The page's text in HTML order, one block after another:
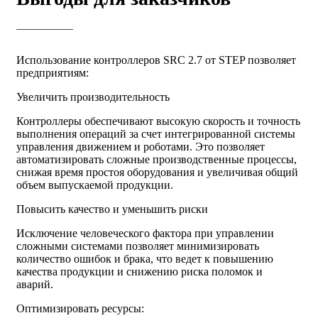
Использование контроллеров SRC 2.7 от STEP позволяет
предприятиям:
Увеличить производительность
Контроллеры обеспечивают высокую скорость и точность
выполнения операций за счет интегрированной системы
управления движением и роботами. Это позволяет
автоматизировать сложные производственные процессы,
снижая время простоя оборудования и увеличивая общий
объем выпускаемой продукции.
Повысить качество и уменьшить риски
Исключение человеческого фактора при управлении
сложными системами позволяет минимизировать
количество ошибок и брака, что ведет к повышению
качества продукции и снижению риска поломок и
аварий.
Оптимизировать ресурсы: